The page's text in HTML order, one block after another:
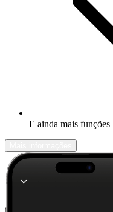
E ainda mais funções